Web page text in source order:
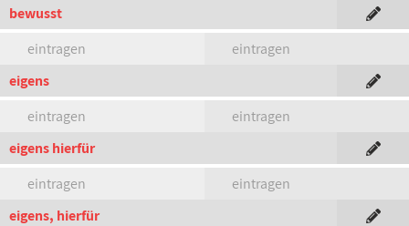
bewusst
eintragen
eintragen
eigens
eintragen
eintragen
eigens hierfür
eintragen
eintragen
eigens, hierfür